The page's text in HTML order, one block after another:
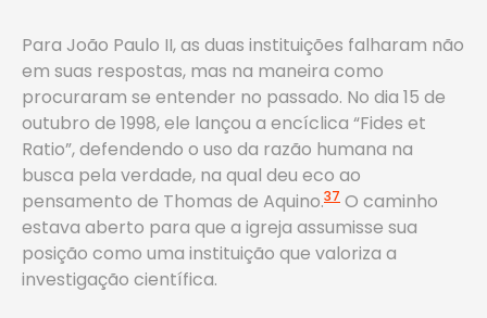
Para João Paulo II, as duas instituições falharam não
em suas respostas, mas na maneira como
procuraram se entender no passado. No dia 15 de
outubro de 1998, ele lançou a encíclica “Fides et
Ratio”, defendendo o uso da razão humana na
busca pela verdade, na qual deu eco ao
pensamento de Thomas de Aquino.37 O caminho
estava aberto para que a igreja assumisse sua
posição como uma instituição que valoriza a
investigação científica.